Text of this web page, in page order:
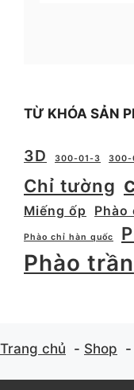
TỪ KHÓA SẢN
3D 300-01-3 300-
Chỉ tường
Miếng ốp
Phào
Phào chỉ hàn quốc
Phào trần
Trang chủ Shop